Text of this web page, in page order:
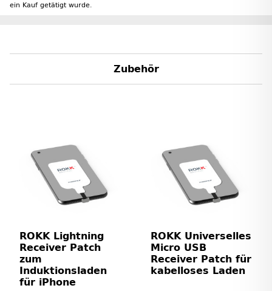
ein Kauf getätigt wurde.
Zubehör
ROKK Lightning
Receiver Patch
zum
Induktionsladen
für iPhone
ROKK Universelles
Micro USB
Receiver Patch für
kabelloses Laden